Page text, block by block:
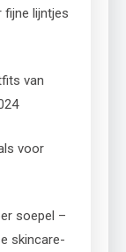
fijne lijntjes
van
voor
soepel –
skincare-